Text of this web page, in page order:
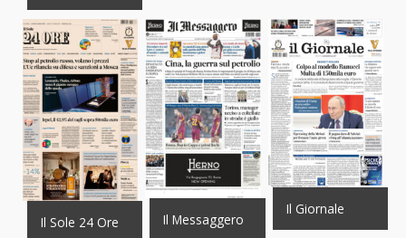
Il Sole 24 Ore Il Messaggero
Il Giornale